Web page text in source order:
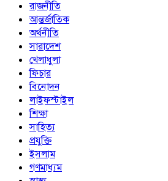
রাজনীতি
আন্তর্জাতিক
অর্থনীতি
সারাদেশ
খেলাধুলা
ফিচার
বিনোদন
লাইফস্টাইল
শিক্ষা
সাহিত্য
প্রযুক্তি
ইসলাম
গণমাধ্যম